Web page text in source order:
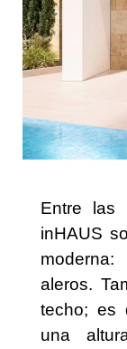
Entre las
inHAUS
aleros.
techo; es
una